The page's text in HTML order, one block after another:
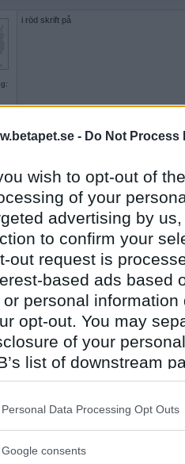
- Do Not Process
wish to opt-out of
of your
advertising by
to confirm your
out request is
based ads based
or personal
opt-out. You may
of your
list of downstream
be disclosed by us
Participants
note that this
Personal Data Processing Opt Outs
Google consents
i röd skrift på
kors 1. På kors
2 och 3 stod: